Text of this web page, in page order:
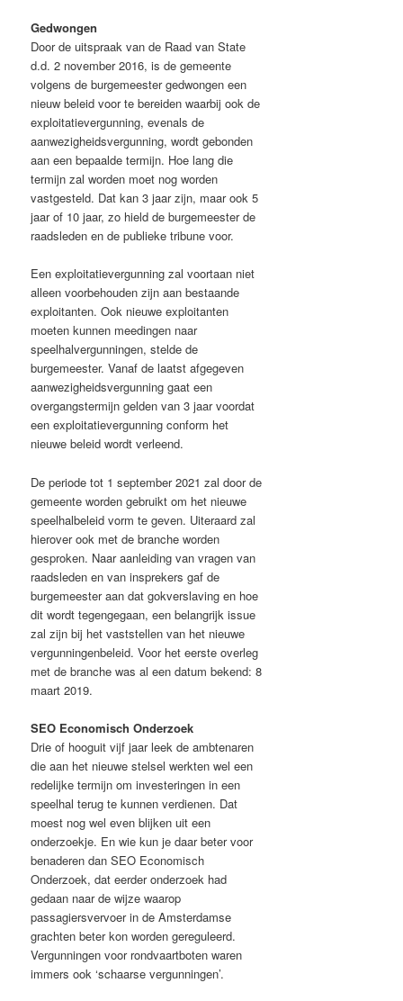
Gedwongen
Door de uitspraak van de Raad van State
d.d. 2 november 2016, is de gemeente
volgens de burgemeester gedwongen een
nieuw beleid voor te bereiden waarbij ook de
exploitatievergunning, evenals de
aanwezigheidsvergunning, wordt gebonden
aan een bepaalde termijn. Hoe lang die
termijn zal worden moet nog worden
vastgesteld. Dat kan 3 jaar zijn, maar ook 5
jaar of 10 jaar, zo hield de burgemeester de
raadsleden en de publieke tribune voor.
Een exploitatievergunning zal voortaan niet
alleen voorbehouden zijn aan bestaande
exploitanten. Ook nieuwe exploitanten
moeten kunnen meedingen naar
speelhalvergunningen, stelde de
burgemeester. Vanaf de laatst afgegeven
aanwezigheidsvergunning gaat een
overgangstermijn gelden van 3 jaar voordat
een exploitatievergunning conform het
nieuwe beleid wordt verleend.
De periode tot 1 september 2021 zal door de
gemeente worden gebruikt om het nieuwe
speelhalbeleid vorm te geven. Uiteraard zal
hierover ook met de branche worden
gesproken. Naar aanleiding van vragen van
raadsleden en van insprekers gaf de
burgemeester aan dat gokverslaving en hoe
dit wordt tegengegaan, een belangrijk issue
zal zijn bij het vaststellen van het nieuwe
vergunningenbeleid. Voor het eerste overleg
met de branche was al een datum bekend: 8
maart 2019.
SEO Economisch Onderzoek
Drie of hooguit vijf jaar leek de ambtenaren
die aan het nieuwe stelsel werkten wel een
redelijke termijn om investeringen in een
speelhal terug te kunnen verdienen. Dat
moest nog wel even blijken uit een
onderzoekje. En wie kun je daar beter voor
benaderen dan SEO Economisch
Onderzoek, dat eerder onderzoek had
gedaan naar de wijze waarop
passagiersvervoer in de Amsterdamse
grachten beter kon worden gereguleerd.
Vergunningen voor rondvaartboten waren
immers ook ‘schaarse vergunningen’.